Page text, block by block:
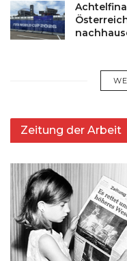
Zeitung der Arbeit